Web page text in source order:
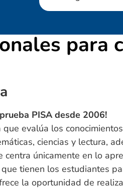
para
PISA desde 2006!
evalúa los
ciencias y lectura,
centra únicamente en lo
tienen los estudiantes
la oportunidad de